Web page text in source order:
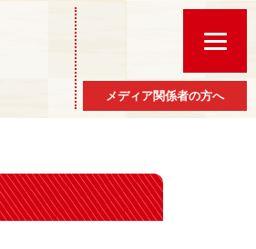
メディア関係者の方へ